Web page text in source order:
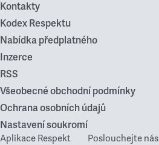
Kontakty
Kodex Respektu
Nabídka předplatného
Inzerce
RSS
Všeobecné obchodní podmínky
Ochrana osobních údajů
Nastavení soukromí
Aplikace Respekt Poslouchejte nás